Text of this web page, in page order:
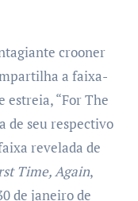
crooner
a faixa-
estreia, “For The
de seu respectivo
revelada de
Time, Again,
de janeiro de